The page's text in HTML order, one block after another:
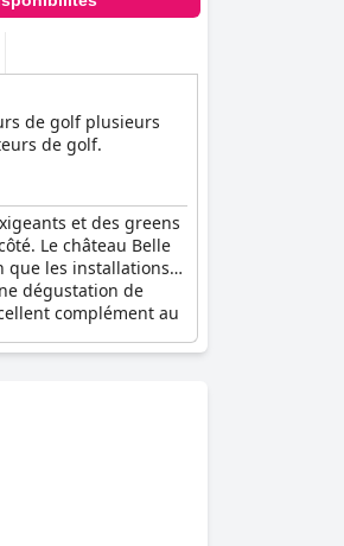
de golf plusieurs
de golf.
et des greens
Le château Belle
que les installations
dégustation de
complément au